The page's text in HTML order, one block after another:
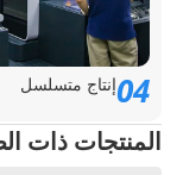
إنتاج متسلسل
ذات الصلة